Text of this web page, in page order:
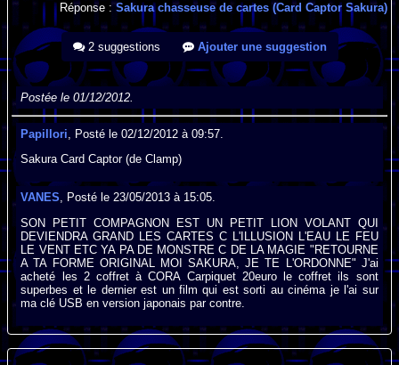
Réponse :Sakura chasseuse de cartes (Card Captor Sakura)
2 suggestions Ajouter une suggestion
Postée le 01/12/2012.
Papillori , Posté le 02/12/2012 à 09:57.
Sakura Card Captor (de Clamp)
VANES, Posté le 23/05/2013 à 15:05.
SON PETIT COMPAGNON EST UN PETIT LION VOLANT QUI
DEVIENDRA GRAND LES CARTES C L'ILLUSION L'EAU LE FEU
LE VENT ETC YA PA DE MONSTRE C DE LA MAGIE "RETOURNE
A TA FORME ORIGINAL MOI SAKURA, JE TE L'ORDONNE" J'ai
acheté les 2 coffret à CORA Carpiquet 20euro le coffret ils sont
superbes et le dernier est un film qui est sorti au cinéma je l'ai sur
ma clé USB en version japonais par contre.